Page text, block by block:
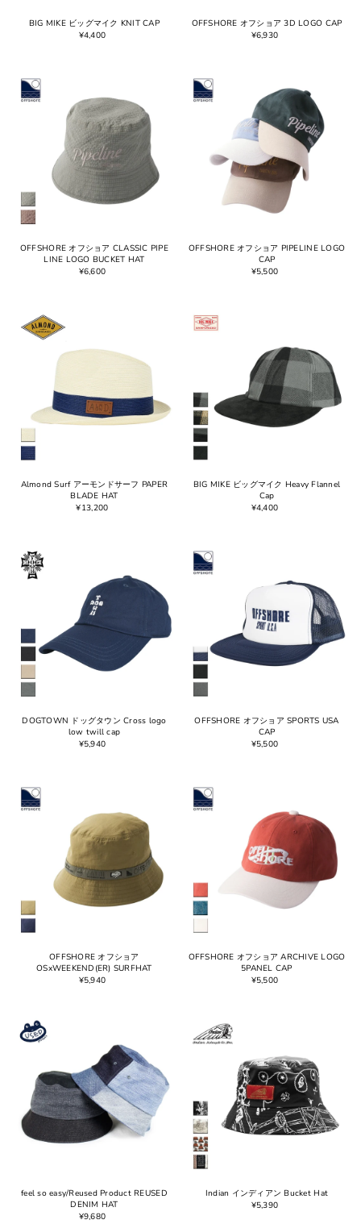
BIG MIKE ビッグマイク KNIT CAP
¥4,400
OFFSHORE オフショア 3D LOGO CAP
¥6,930
OFFSHORE オフショア CLASSIC PIPE
LINE LOGO BUCKET HAT
¥6,600
OFFSHORE オフショア PIPELINE LOGO
CAP
¥5,500
Almond Surf アーモンドサーフ PAPER
BLADE HAT
¥13,200
BIG MIKE ビッグマイク Heavy Flannel
Cap
¥4,400
DOGTOWN ドッグタウン Cross logo
low twill cap
¥5,940
OFFSHORE オフショア SPORTS USA
CAP
¥5,500
OFFSHORE オフショア
OSxWEEKEND(ER) SURFHAT
¥5,940
OFFSHORE オフショア ARCHIVE LOGO
5PANEL CAP
¥5,500
feel so easy/Reused Product REUSED
DENIM HAT
¥9,680
Indian インディアン Bucket Hat
¥5,390